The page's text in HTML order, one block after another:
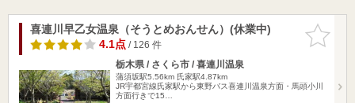
お気に入
りに追加
喜連川早乙女温泉（そうとめおんせん）(休業中)
4.1点/ 126 件
栃木県 / さくら市 / 喜連川温泉
蒲須坂駅5.56km 氏家駅4.87km
JR宇都宮線氏家駅から東野バス喜連川温泉方面・馬頭小川
方面行きで15…